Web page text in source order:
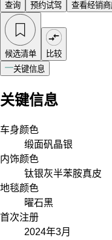
查询 预约试驾 查看经销
候选清单
比较
关键信息
关键信息
车身颜色
缎面矾晶银
内饰颜色
钛银灰半苯胺真皮
地毯颜色
曜石黑
首次注册
2024年3月